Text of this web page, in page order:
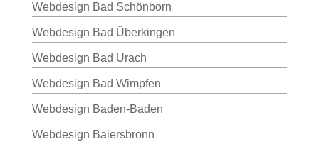
Webdesign Bad Schönborn
Webdesign Bad Überkingen
Webdesign Bad Urach
Webdesign Bad Wimpfen
Webdesign Baden-Baden
Webdesign Baiersbronn